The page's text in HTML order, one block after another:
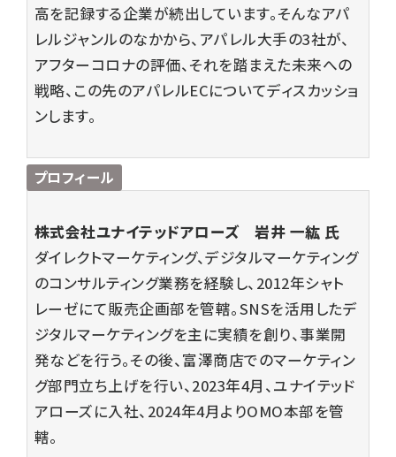
高を記録する企業が続出しています。そんなアパ
レルジャンルのなかから、アパレル大手の3社が、
アフターコロナの評価、それを踏まえた未来への
戦略、この先のアパレルECについてディスカッショ
ンします。
プロフィール
株式会社ユナイテッドアローズ岩井 一紘 氏
ダイレクトマーケティング、デジタルマーケティング
のコンサルティング業務を経験し、2012年シャト
レーゼにて販売企画部を管轄。SNSを活用したデ
ジタルマーケティングを主に実績を創り、事業開
発などを行う。その後、富澤商店でのマーケティン
グ部門立ち上げを行い、2023年4月、ユナイテッド
アローズに入社、2024年4月よりOMO本部を管
轄。